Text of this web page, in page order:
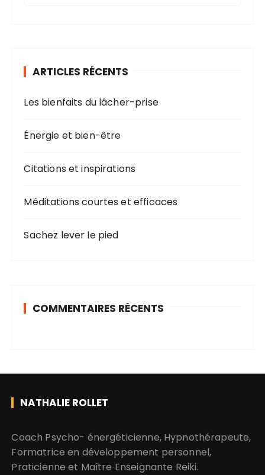
ARTICLES RÉCENTS
Les bienfaits du lâcher-prise
Énergie et bien-être
Citations et inspirations
Méditations courtes et efficaces
Sachez lever le pied
COMMENTAIRES RÉCENTS
NATHALIE ROLLET
​​​​​​​Coach Psycho- énergéticienne, Hypnothérapeute,
Formatrice en développement personnel,
Praticienne et Maître Enseignante Reiki.